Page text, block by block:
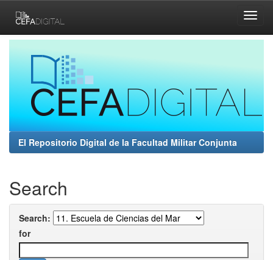
navigation
El Repositorio Digital de la Facultad Militar Conjunta
Search
Search:
for